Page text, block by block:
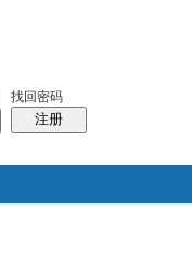
找回密码
注册